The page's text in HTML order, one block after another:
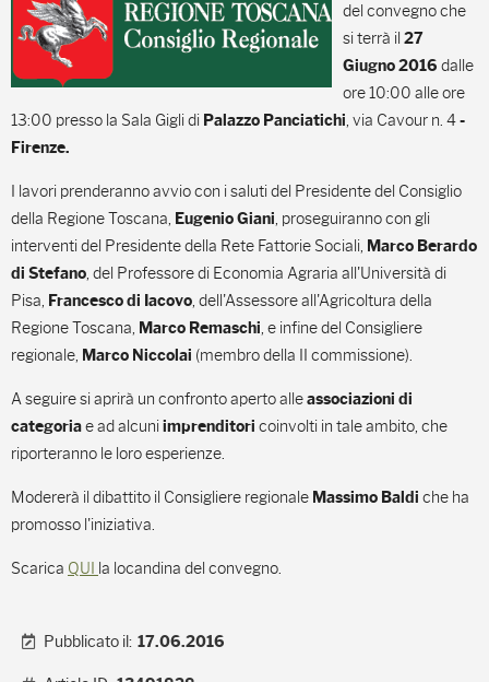
del convegno che
si terrà il 27
Giugno 2016 dalle
ore 10:00 alle ore
13:00 presso la Sala Gigli di Palazzo Panciatichi, via Cavour n. 4-
Firenze.
I lavori prenderanno avvio con i saluti del Presidente del Consiglio
della Regione Toscana, Eugenio Giani, proseguiranno con gli
interventi del Presidente della Rete Fattorie Sociali, Marco Berardo
di Stefano, del Professore di Economia Agraria all'Università di
Pisa, Francesco di Iacovo, dell'Assessore all'Agricoltura della
Regione Toscana, Marco Remaschi, e infine del Consigliere
regionale, Marco Niccolai (membro della II commissione).
A seguire si aprirà un confronto aperto alleassociazioni di
categoriae ad alcuniimprenditori coinvolti in tale ambito, che
riporteranno le loro esperienze.
Modererà il dibattito il Consigliere regionale Massimo Baldi che ha
promosso l'iniziativa.
Scarica QUI la locandina del convegno.
Pubblicato il: 17.06.2016